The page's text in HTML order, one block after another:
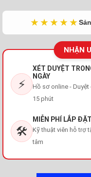
★★★★★
NHẬN
⚡
XÉT DUYỆT
NGÀY
Hồ sơ online - Duyệt
15 phút
🛠️
MIỄN PHÍ LẮP ĐẶT
Kỹ thuật viên hỗ trợ
tâm